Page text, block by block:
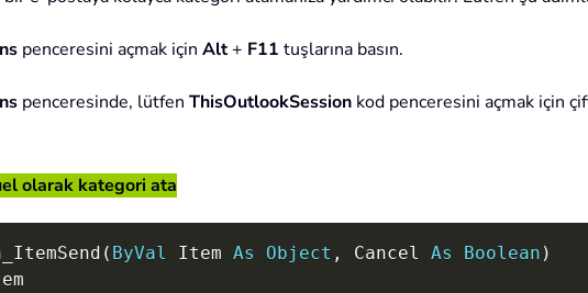
penceresini açmak için Alt+ F11 tuşlarına basın.
penceresinde, lütfen ThisOutlookSession kod penceresini açmak için
olarak kategori ata
( ByVal Item As Object , Cancel As Boolean )